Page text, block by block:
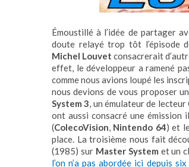
Émoustillé à l’idée de partager
doute relayé trop tôt l’épisode
Michel Louvet consacrerait
effet, le développeur a ramené
comme nous avions loupé les
nous devions de vous proposer
System 3, un émulateur de
ont aussi consacré une émission
(ColecoVision, Nintendo 64) et
place. La troisième nous fait
(1985) sur Master System et un
l’on n’a pas abordée ici depuis